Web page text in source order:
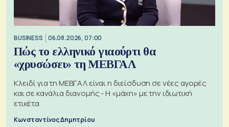
BUSINESS 06.08.2026, 07:00
Πώς το ελληνικό γιαούρτι θα
«χρυσώσει» τη ΜΕΒΓΑΛ
Κλειδί για τη ΜΕΒΓΑΛ είναι η διείσδυση σε νέες αγορές
και σε κανάλια διανομής - Η «μάχη» με την ιδιωτική
ετικέτα
Κωνσταντίνος Δημητρίου